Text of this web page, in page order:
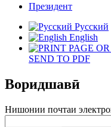
Президент
Русский
English
SEND TO PDF
Воридшавӣ
Нишонии почтаи